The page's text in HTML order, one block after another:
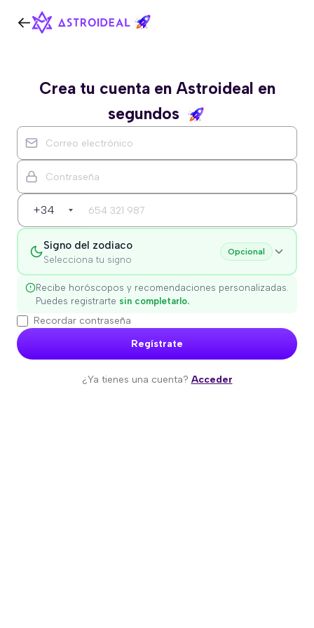
Crea tu cuenta en Astroideal en
segundos
+34
Signo del zodiaco
Selecciona tu signo
Opcional
Recibe horóscopos y recomendaciones personalizadas.
Puedes registrarte sin completarlo.
Recordar contraseña
Regístrate
¿Ya tienes una cuenta? Acceder